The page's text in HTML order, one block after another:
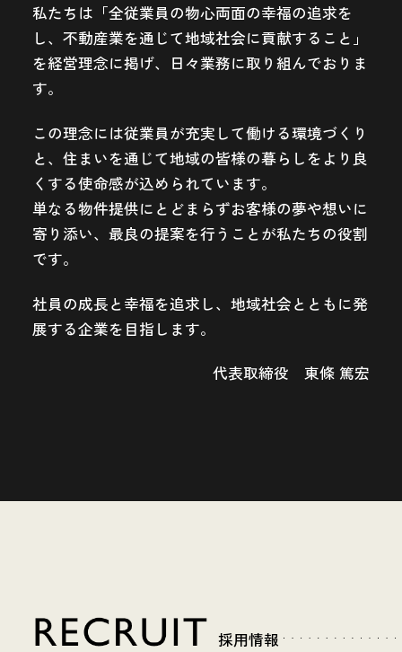
私たちは「全従業員の物心両面の幸福の追求を
し、不動産業を通じて地域社会に貢献すること」
を経営理念に掲げ、日々業務に取り組んでおりま
す。
この理念には従業員が充実して働ける環境づくり
と、住まいを通じて地域の皆様の暮らしをより良
くする使命感が込められています。
単なる物件提供にとどまらずお客様の夢や想いに
寄り添い、最良の提案を行うことが私たちの役割
です。
社員の成長と幸福を追求し、地域社会とともに発
展する企業を目指します。
代表取締役 東條 篤宏
採用情報